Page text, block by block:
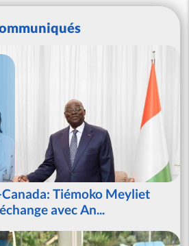
Tiémoko Meyliet
avec An...